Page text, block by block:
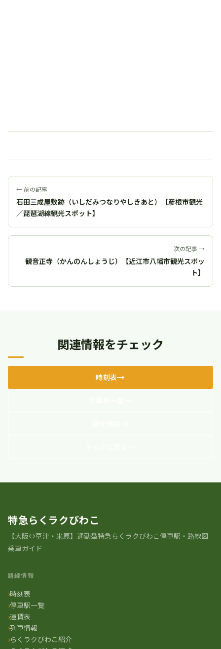
← 前の記事
石田三成屋敷跡（いしだみつなりやしきあと）【彦根市観光
／琵琶湖線観光スポット】
次の記事 →
観音正寺（かんのんしょうじ）【近江市八幡市観光スポッ
ト】
関連情報をチェック
時刻表
特急らくラクびわこ
【大阪⇔草津・米原】通勤型特急らくラクびわこ停車駅・路線図
乗車ガイド
路線情報
時刻表
停車駅一覧
運賃表
列車情報
らくラクびわこ紹介